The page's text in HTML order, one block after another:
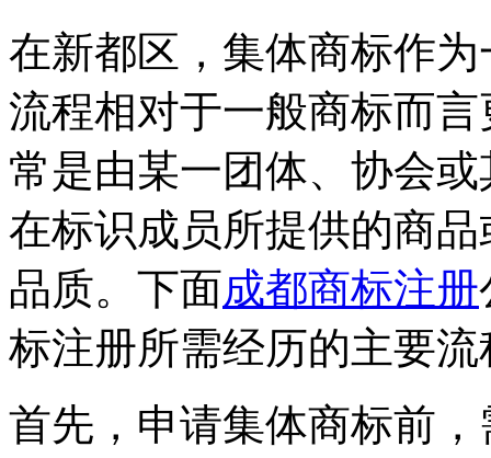
在新都区，集体商标作
流程相对于一般商标而
常是由某一团体、协会
在标识成员所提供的商
品质。下面成都商标注册
标注册所需经历的主要流
首先，申请集体商标前